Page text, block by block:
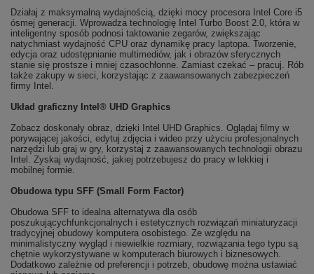
Działaj z maksymalną wydajnością, dzięki mocy procesora Intel Core i5
ósmej generacji. Wprowadza technologię Intel Turbo Boost 2.0, która w
inteligentny sposób podnosi taktowanie zegarów, zwiększając
natychmiast wydajność CPU oraz dynamikę pracy laptopa. Tworzenie,
edycja oraz udostępnianie multimediów, jak i obrazów sferycznych
stanie się prostsze i mniej czasochłonne. Zamiast czekać – pracuj. Rób
także zakupy w sieci, korzystając z zaawansowanych zabezpieczeń
firmy Intel.
Układ graficzny Intel® UHD Graphics
Zobacz doskonały obraz, dzięki Intel UHD Graphics. Oglądaj filmy w
porywającej jakości, edytuj zdjęcia i wideo przy użyciu profesjonalnych
narzędzi lub graj w gry, korzystaj z zaawansowanych technologii obrazu
Intel. Zyskaj wydajność, jakiej potrzebujesz do pracy w lekkiej i
mobilnej formie.
Obudowa typu SFF (Small Form Factor)
Obudowa SFF to idealna alternatywa dla osób
poszukującychfunkcjonalnych i estetycznych rozwiązań miniaturyzacji
tradycyjnej obudowy komputera osobistego. Ze względu na
minimalistyczny wygląd i niewielkie rozmiary, rozwiązania tego typu są
chętnie wykorzystywane w komputerach biurowych i biznesowych.
Dodatkowo zależnie od preferencji i potrzeb, obudowę można ustawiać